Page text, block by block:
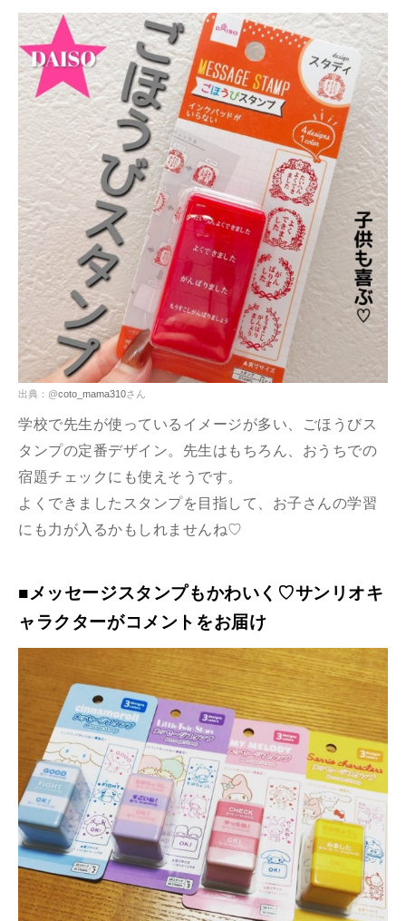
出典：@coto_mama310さん
学校で先生が使っているイメージが多い、ごほうびス
タンプの定番デザイン。先生はもちろん、おうちでの
宿題チェックにも使えそうです。
よくできましたスタンプを目指して、お子さんの学習
にも力が入るかもしれませんね♡
■メッセージスタンプもかわいく♡サンリオキ
ャラクターがコメントをお届け